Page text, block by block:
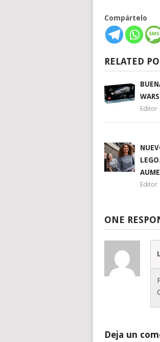
Compártelo
RELATED
WARS
Editor
Editor
ONE
Deja un